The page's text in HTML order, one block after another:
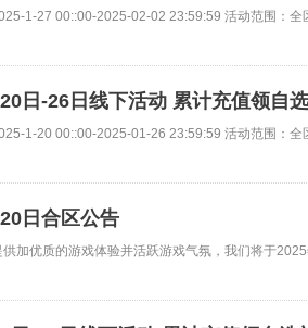
日-26日线下活动 累计充值领自
日合区公告